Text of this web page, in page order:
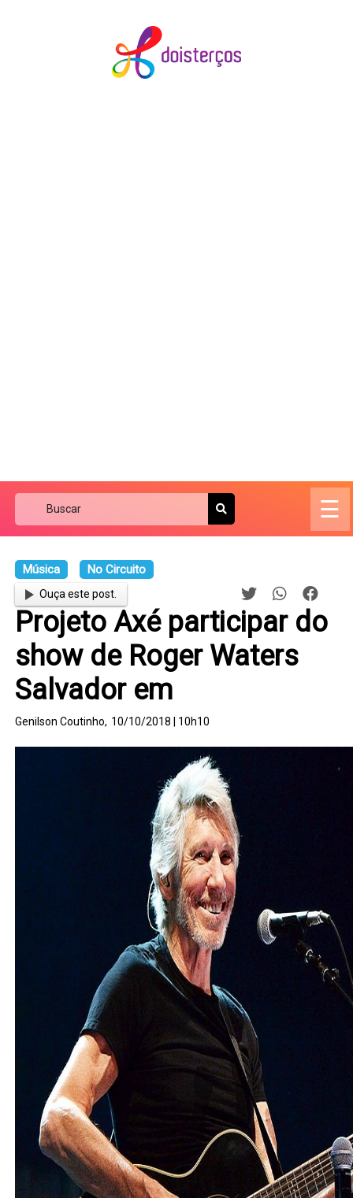
☰
Música No Circuito
Ouça este post.
Projeto Axé participar do
show de Roger Waters
Salvador em
Genilson Coutinho, 10/10/2018 | 10h10